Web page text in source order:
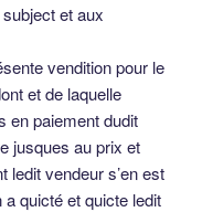
et aux
vendition pour le
et de laquelle
en paiement dudit
jusques au prix et
ledit vendeur s’en est
quicté et quicte ledit